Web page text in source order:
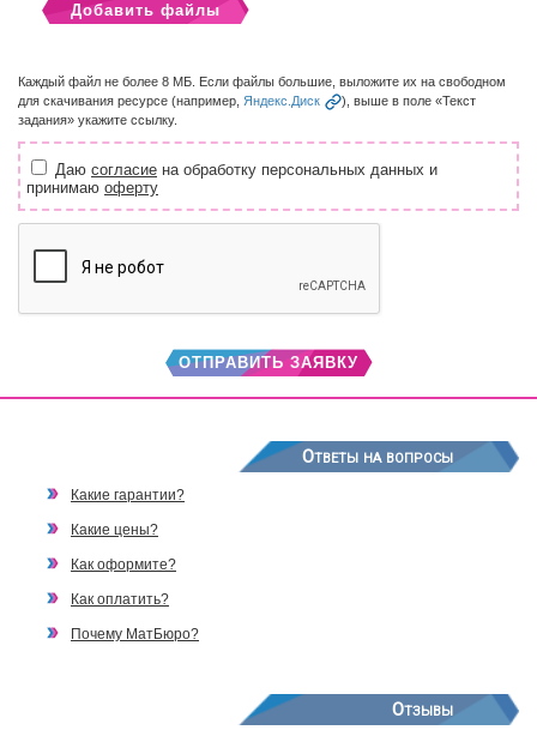
Добавить файлы
Каждый файл не более 8 МБ. Если файлы большие, выложите их на свободном
для скачивания ресурсе (например, Яндекс.Диск
), выше в поле «Текст
задания» укажите ссылку.
Даю согласие на обработку персональных данных и
принимаю оферту
ОТПРАВИТЬ ЗАЯВКУ
Ответы на вопросы
Какие гарантии?
Какие цены?
Как оформите?
Как оплатить?
Почему МатБюро?
Отзывы